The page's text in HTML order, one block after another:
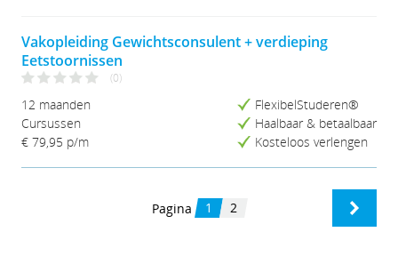
Vakopleiding Gewichtsconsulent + verdieping
Eetstoornissen
(0)
12 maanden
Cursussen
€ 79,95 p/m
FlexibelStuderen®
Haalbaar & betaalbaar
Kosteloos verlengen
Pagina 1 2